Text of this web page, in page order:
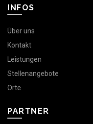
INFOS
Über uns
Kontakt
Leistungen
Stellenangebote
Orte
PARTNER